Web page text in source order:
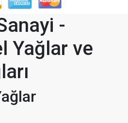
-
Yağlar ve